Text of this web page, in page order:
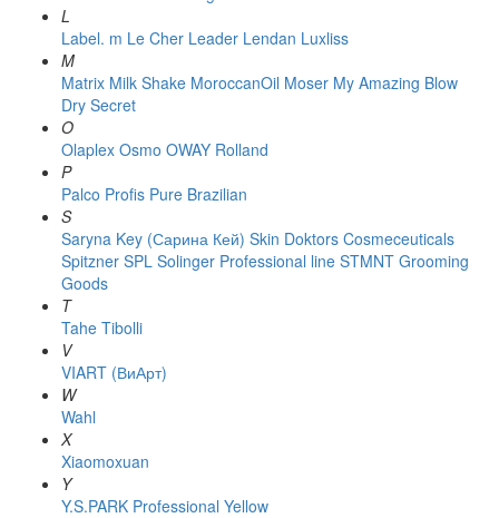
L
Label. m Le Cher Leader Lendan Luxliss
M
Matrix Milk Shake MoroccanOil Moser My Amazing Blow
Dry Secret
O
Olaplex Osmo OWAY Rolland
P
Palco Profis Pure Brazilian
S
Saryna Key (Сарина Кей) Skin Doktors Cosmeceuticals
Spitzner SPL Solinger Professional line STMNT Grooming
Goods
T
Tahe Tibolli
V
VIART (ВиАрт)
W
Wahl
X
Xiaomoxuan
Y
Y.S.PARK Professional Yellow